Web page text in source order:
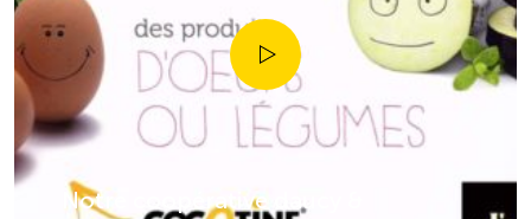
Notre coopérative daucy &